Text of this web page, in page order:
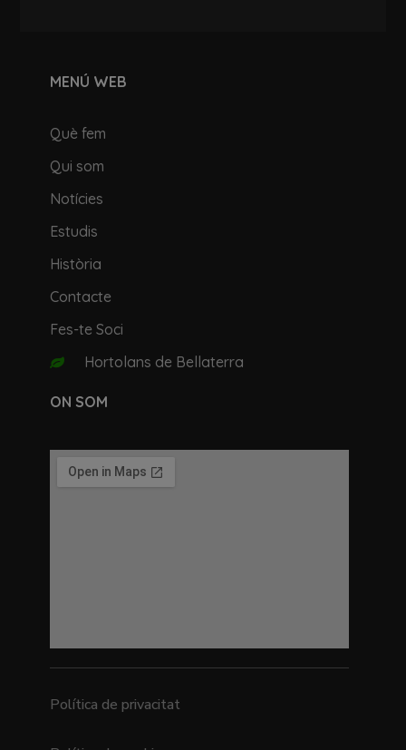
MENÚ WEB
Què fem
Qui som
Notícies
Estudis
Història
Contacte
Fes-te Soci
Hortolans de Bellaterra
ON SOM
Política de privacitat